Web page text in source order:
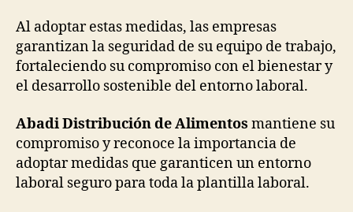
Al adoptar estas medidas, las empresas
garantizan la seguridad de su equipo de trabajo,
fortaleciendo su compromiso con el bienestar y
el desarrollo sostenible del entorno laboral.
Abadi Distribución de Alimentos mantiene su
compromiso y reconoce la importancia de
adoptar medidas que garanticen un entorno
laboral seguro para toda la plantilla laboral.